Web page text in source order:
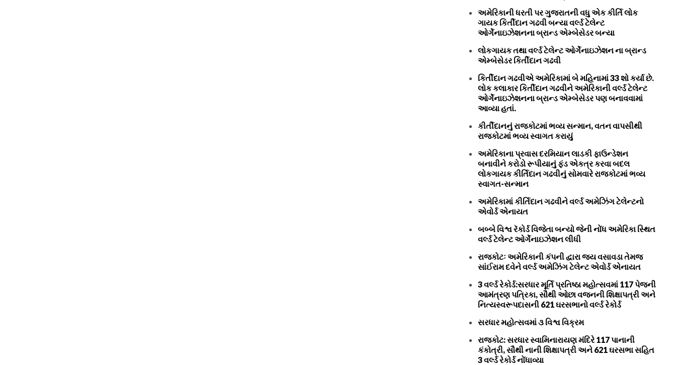
અમેરિકાની ધરતી પર ગુજરાતની વધુ એક કીર્તિ લોક
ગાયક કિર્તીદાન ગઢવી બન્યા વર્લ્ડ ટેલેન્ટ
ઓર્ગેનાઇઝેશનના બ્રાન્ડ એમ્બેસેડર બન્યા
લોકગાયક તથા વર્લ્ડ ટેલેન્ટ ઓર્ગેનાઇઝેશન ના બ્રાન્ડ
એમ્બેસેડર કિર્તીદાન ગઢવી
કિર્તીદાન ગઢવીએ અમેરિકામાં બે મહિનામાં 33 શો કર્યા છે.
લોક કલાકાર કિર્તીદાન ગઢવીને અમેરિકાની વર્લ્ડ ટેલેન્ટ
ઓર્ગેનાઇઝેશનના બ્રાન્ડ એમ્બેસેડર પણ બનાવવામાં
આવ્યા હતાં.
કીર્તીદાનનું રાજકોટમાં ભવ્ય સન્માન, વતન વાપસીથી
રાજકોટમાં ભવ્ય સ્વાગત કરાયું
અમેરિકાના પ્રવાસ દરમિયાન લાડકી ફાઉન્ડેશન
બનાવીને કરોડો રૂપીયાનું ફંડ એકત્ર કરવા બદલ
લોકગાયક કીર્તિદાન ગઢવીનું સોમવારે રાજકોટમાં ભવ્ય
સ્વાગત-સન્માન
અમેરિકામાં કીર્તિદાન ગઢવીને વર્લ્ડ અમેઝિંગ ટેલેન્ટનો
એવોર્ડ એનાયત
બબ્બે વિશ્વ રૅકોર્ડ વિજેતા બન્યો જેની નોંધ અમેરિકા સ્થિત
વર્લ્ડ ટેલેન્ટ ઓર્ગેનાઇઝેશન લીધી
રાજકોટઃ અમેરિકાની કંપની દ્વારા જય વસાવડા તેમજ
સાંઈરામ દવેને વર્લ્ડ અમેઝિંગ ટેલેન્ટ એવોર્ડ એનાયત
3 વર્લ્ડ રેકોર્ડ:સરધાર મૂર્તિ પ્રતિષ્ઠા મહોત્સવમાં 117 પેજની
આમંત્રણ પત્રિકા, સૌથી ઓછા વજનની શિક્ષાપત્રી અને
નિત્યસ્વરૂપદાસની 621 ઘરસભાનો વર્લ્ડ રેકોર્ડ
સરધાર મહોત્સવમાં ૩ વિશ્વ વિક્રમ
રાજકોટ: સરધાર સ્વામિનારાયણ મંદિરે 117 પાનાની
કંકોત્રી, સૌથી નાની શિક્ષાપત્રી અને 621 ઘરસભા સહિત
3 વર્લ્ડ રેકોર્ડ નોંધાવ્યા